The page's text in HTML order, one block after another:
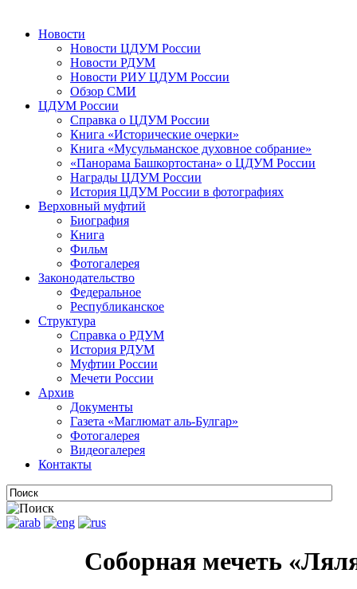
Новости
Новости ЦДУМ России
Новости РДУМ
Новости РИУ ЦДУМ России
Обзор СМИ
ЦДУМ России
Справка о ЦДУМ России
Книга «Исторические очерки»
Книга «Мусульманское духовное собрание»
«Панорама Башкортостана» о ЦДУМ России
Награды ЦДУМ России
История ЦДУМ России в фотографиях
Верховный муфтий
Биография
Книга
Фильм
Фотогалерея
Законодательство
Федеральное
Республиканское
Структура
Справка о РДУМ
История РДУМ
Муфтии России
Мечети России
Архив
Документы
Газета «Маглюмат аль-Булгар»
Фотогалерея
Видеогалерея
Контакты
Соборная мечеть